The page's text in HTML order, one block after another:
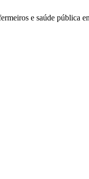
e saúde pública